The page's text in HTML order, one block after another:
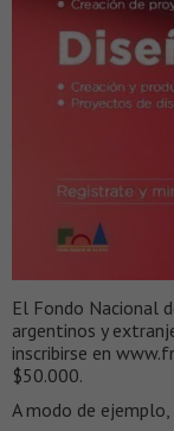
El Fondo Nacional
argentinos y
inscribirse en
$50.000.
A modo de